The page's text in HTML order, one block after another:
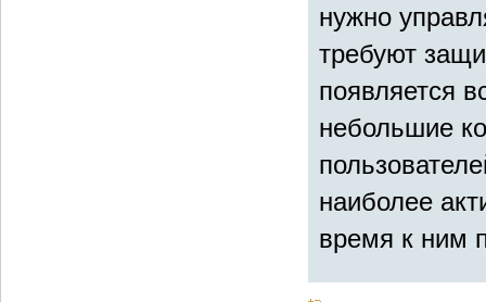
нужно
требуют
появляется
небольшие
наиболее
время к ним